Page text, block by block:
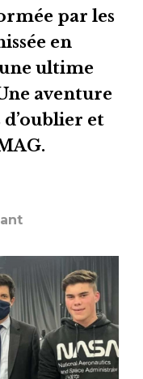
par les
en
ultime
aventure
d’oublier et